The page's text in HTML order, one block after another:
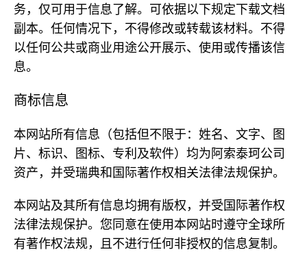
务，仅可用于信息了解。可依据以下规定下载文档
副本。任何情况下，不得修改或转载该材料。不得
以任何公共或商业用途公开展示、使用或传播该信
息。
商标信息
本网站所有信息（包括但不限于：姓名、文字、图
片、标识、图标、专利及软件）均为阿索泰珂公司
资产，并受瑞典和国际著作权相关法律法规保护。
本网站及其所有信息均拥有版权，并受国际著作权
法律法规保护。您同意在使用本网站时遵守全球所
有著作权法规，且不进行任何非授权的信息复制。